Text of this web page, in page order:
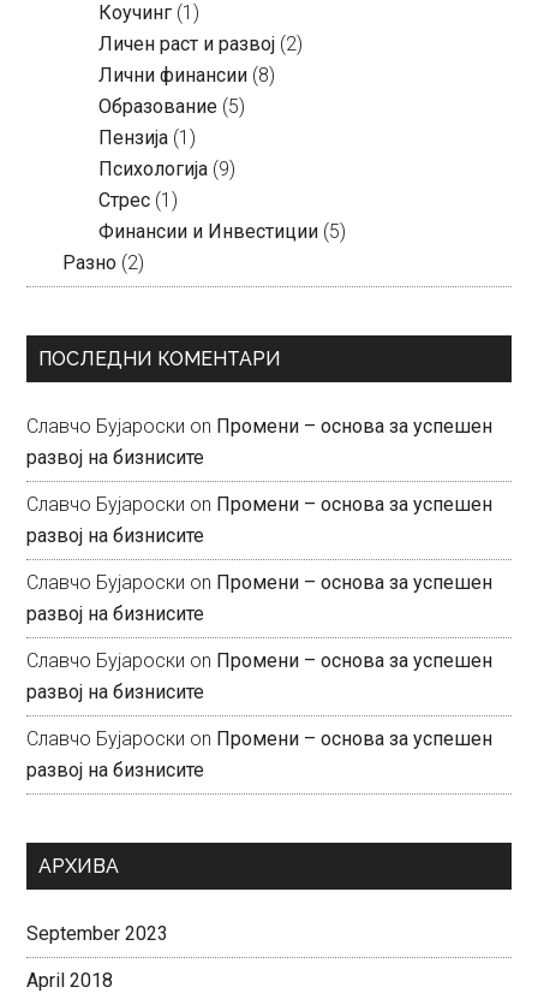
Коучинг (1)
Личен раст и развој (2)
Лични финансии (8)
Образование (5)
Пензија (1)
Психологија (9)
Стрес (1)
Финансии и Инвестиции (5)
Разно (2)
ПОСЛЕДНИ КОМЕНТАРИ
Славчо Бујароски on Промени – основа за успешен
развој на бизнисите
Славчо Бујароски on Промени – основа за успешен
развој на бизнисите
Славчо Бујароски on Промени – основа за успешен
развој на бизнисите
Славчо Бујароски on Промени – основа за успешен
развој на бизнисите
Славчо Бујароски on Промени – основа за успешен
развој на бизнисите
АРХИВА
September 2023
April 2018